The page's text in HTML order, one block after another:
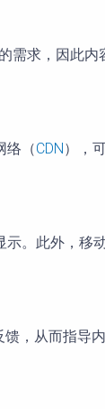
需求，因此
络（CDN），
。此外，
，从而指导